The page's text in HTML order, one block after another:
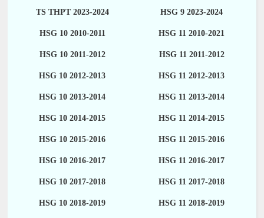
TS THPT 2023-2024 HSG 9 2023-2024
HSG 10 2010-2011 HSG 11 2010-2021
HSG 10 2011-2012 HSG 11 2011-2012
HSG 10 2012-2013 HSG 11 2012-2013
HSG 10 2013-2014 HSG 11 2013-2014
HSG 10 2014-2015 HSG 11 2014-2015
HSG 10 2015-2016 HSG 11 2015-2016
HSG 10 2016-2017 HSG 11 2016-2017
HSG 10 2017-2018 HSG 11 2017-2018
HSG 10 2018-2019 HSG 11 2018-2019